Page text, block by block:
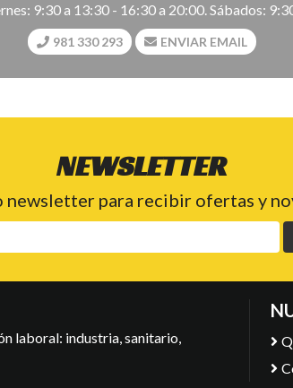
9:30 a 13:30 - 16:30 a 20:00. Sábados:
981 330 293 ENVIAR EMAIL
NEWSLETTER
newsletter para recibir ofertas y
laboral: industria, sanitario,